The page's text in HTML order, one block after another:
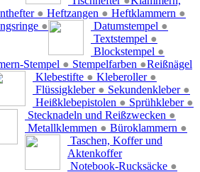
● Heftzangen ● Heftklammern ●
● Datumstempel ●
Textstempel ●
Blockstempel ●
Stempel ● Stempelfarben ●
Klebestifte ● Kleberoller ●
Flüssigkleber ● Sekundenkleber ●
Heißklebepistolen ● Sprühkleber ●
Reißnägel
Stecknadeln und Reißzwecken ●
Metallklemmen ● Büroklammern ●
Taschen, Koffer und
Aktenkoffer
Notebook-Rucksäcke ●